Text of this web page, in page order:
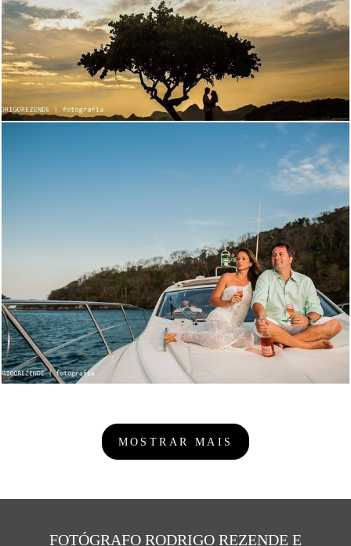
2456 6
2638 20
MOSTRAR MAIS
FOTÓGRAFO RODRIGO REZENDE E